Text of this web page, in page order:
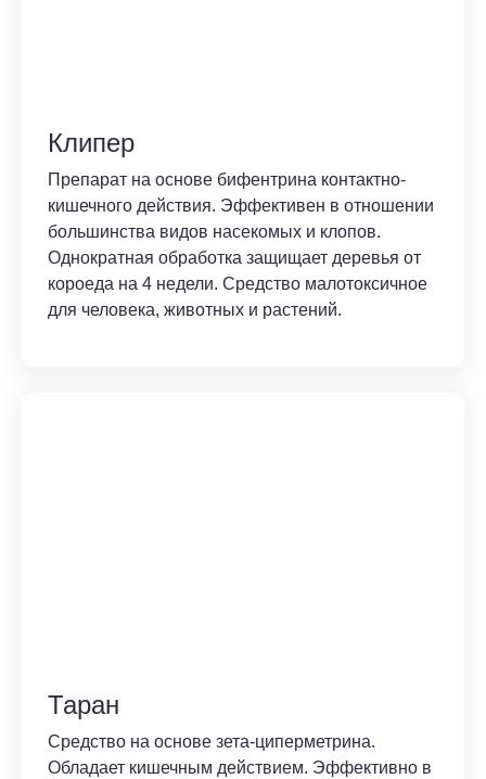
Клипер
Препарат на основе бифентрина контактно-
кишечного действия. Эффективен в отношении
большинства видов насекомых и клопов.
Однократная обработка защищает деревья от
короеда на 4 недели. Средство малотоксичное
для человека, животных и растений.
Таран
Средство на основе зета-циперметрина.
Обладает кишечным действием. Эффективно в